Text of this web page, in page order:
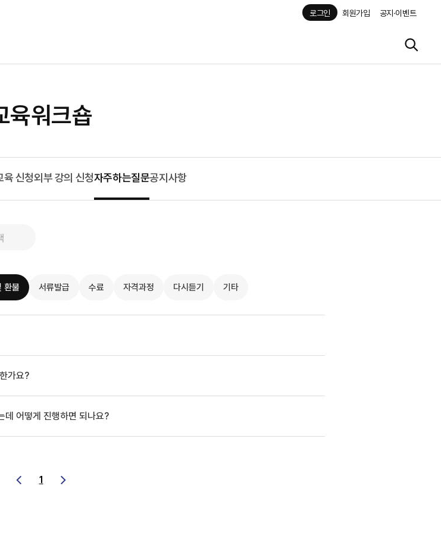
로그인 회원가입 공지·이벤트
육워크숍
육 신청외부 강의 신청자주하는질문공지사항
환불 서류발급 수료 자격과정 다시듣기 기타
가요?
데 어떻게 진행하면 되나요?
1